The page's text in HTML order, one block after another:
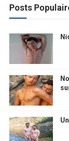
Posts